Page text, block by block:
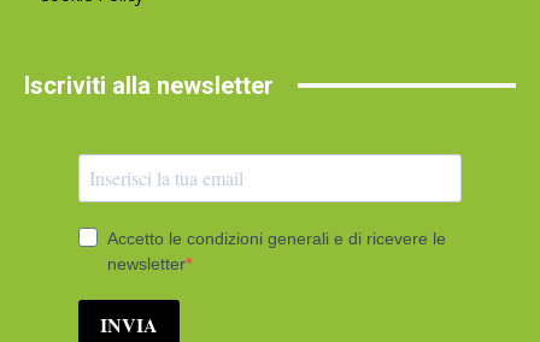
Iscriviti alla newsletter